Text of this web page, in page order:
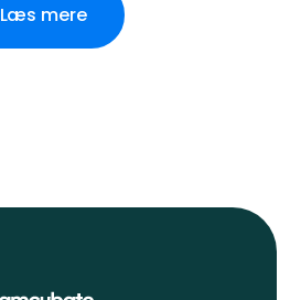
Læs mere